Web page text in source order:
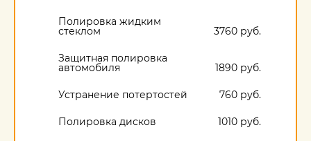
Полировка жидким
стеклом 3760 руб.
Защитная полировка
автомобиля 1890 руб.
Устранение потертостей 760 руб.
Полировка дисков 1010 руб.